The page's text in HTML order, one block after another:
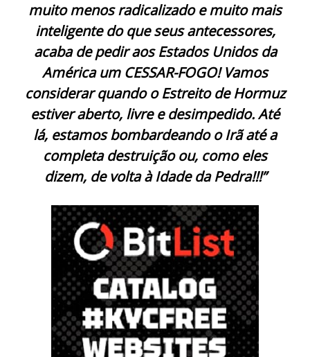
muito menos radicalizado e muito mais
inteligente do que seus antecessores,
acaba de pedir aos Estados Unidos da
América um CESSAR-FOGO! Vamos
considerar quando o Estreito de Hormuz
estiver aberto, livre e desimpedido. Até
lá, estamos bombardeando o Irã até a
completa destruição ou, como eles
dizem, de volta à Idade da Pedra!!!”